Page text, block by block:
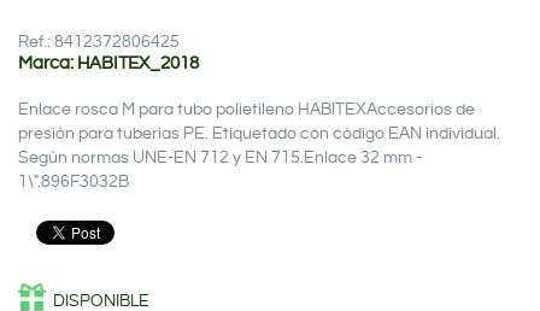
Ref.: 8412372806425
Marca: HABITEX_2018
Enlace rosca M para tubo polietileno HABITEXAccesorios de
presión para tuberías PE. Etiquetado con código EAN individual.
Según normas UNE-EN 712 y EN 715.Enlace 32 mm -
1\".896F3032B
DISPONIBLE